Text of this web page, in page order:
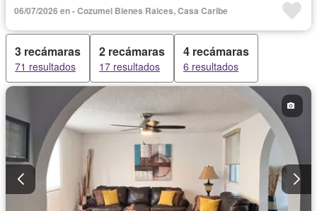
Completamente amueblado
06/07/2026 en - Cozumel Bienes Raices, Casa Caribe
3 recámaras
71 resultados
2 recámaras
17 resultados
4 recámaras
6 resultados